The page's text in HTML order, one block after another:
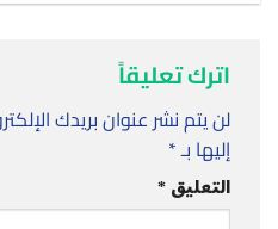
اترك تعليقاً
لن يتم نشر عنوان بريدك
إليها بـ*
التعليق*